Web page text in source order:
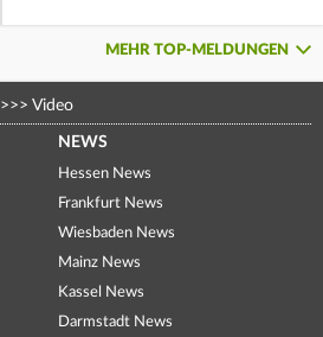
MEHR TOP-MELDUNGEN
>>> Video
NEWS
Hessen News
Frankfurt News
Wiesbaden News
Mainz News
Kassel News
Darmstadt News